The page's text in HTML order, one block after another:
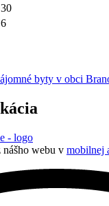
30
6
byty v obci
nášho webu v mobilnej